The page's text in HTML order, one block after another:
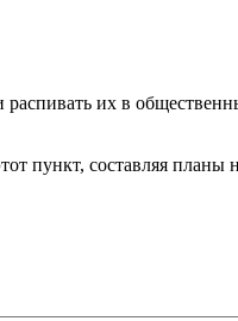
их в
пункт, составляя планы